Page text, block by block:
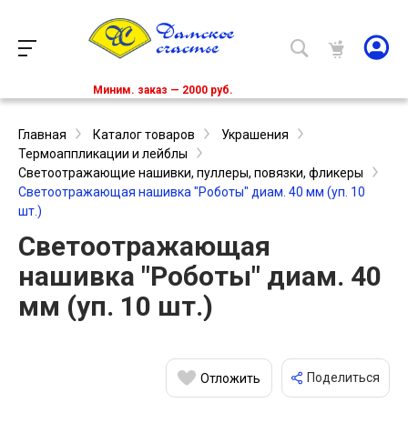
Миним. заказ — 2000 руб.
Главная Каталог товаров
Украшения
Термоаппликации и лейблы
Светоотражающие нашивки, пуллеры, повязки, фликеры
Светоотражающая нашивка "Роботы" диам. 40 мм (уп. 10
шт.)
Светоотражающая
нашивка "Роботы" диам. 40
мм (уп. 10 шт.)
Отложить Поделиться